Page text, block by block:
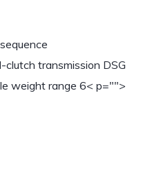
transmission DSG
weight range 6< p="">